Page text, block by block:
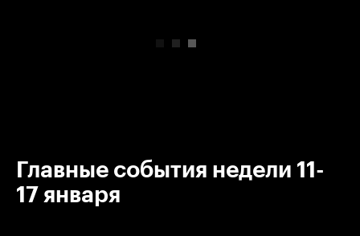
Главные события недели 11-
17 января